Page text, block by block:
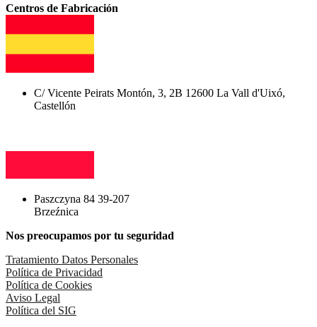
Centros de Fabricación
C/ Vicente Peirats Montón, 3, 2B 12600 La Vall d'Uixó,
Castellón
Paszczyna 84 39-207
Brzeźnica
Nos preocupamos por tu seguridad
Tratamiento Datos Personales
Política de Privacidad
Política de Cookies
Aviso Legal
Política del SIG